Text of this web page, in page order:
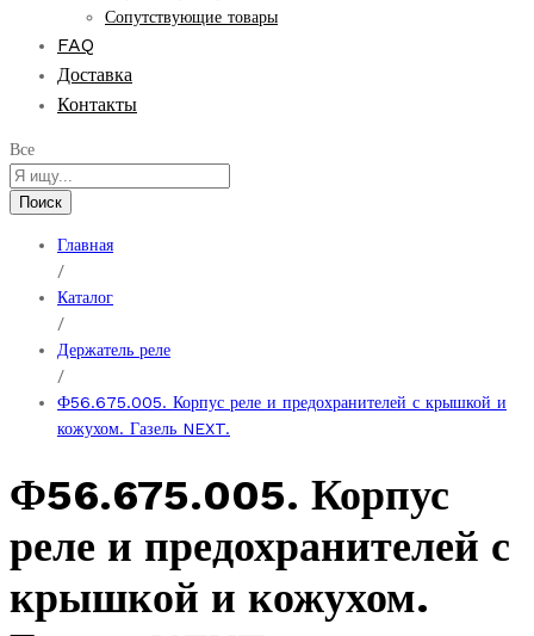
Сопутствующие товары
FAQ
Доставка
Контакты
Все
Поиск
Главная
/
Каталог
/
Держатель реле
/
Ф56.675.005. Корпус реле и предохранителей с крышкой и
кожухом. Газель NEXT.
Ф56.675.005. Корпус
реле и предохранителей с
крышкой и кожухом.